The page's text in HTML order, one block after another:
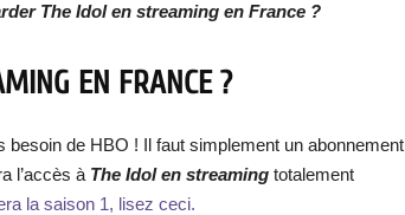
The Idol en streaming en France ?
EN FRANCE ?
besoin de HBO ! Il faut simplement un abonnement
l’accès à The Idol en streaming totalement
la saison 1, lisez ceci.